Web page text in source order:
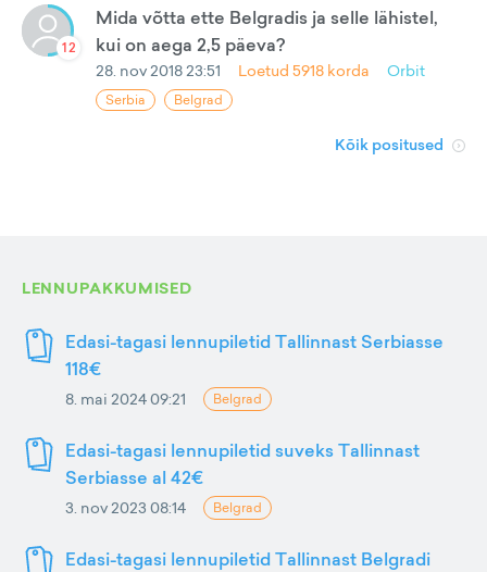
12
Mida võtta ette Belgradis ja selle lähistel,
kui on aega 2,5 päeva?
28. nov 2018 23:51 Loetud 5918 korda Orbit
Serbia Belgrad
Kõik positused
LENNUPAKKUMISED
Edasi-tagasi lennupiletid Tallinnast Serbiasse
118€
8. mai 2024 09:21 Belgrad
Edasi-tagasi lennupiletid suveks Tallinnast
Serbiasse al 42€
3. nov 2023 08:14 Belgrad
Edasi-tagasi lennupiletid Tallinnast Belgradi